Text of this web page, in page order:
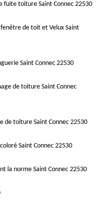
fuite toiture Saint Connec 22530
de toit et Velux Saint
Saint Connec 22530
de toiture Saint Connec
de toiture Saint Connec 22530
Saint Connec 22530
la norme Saint Connec 22530